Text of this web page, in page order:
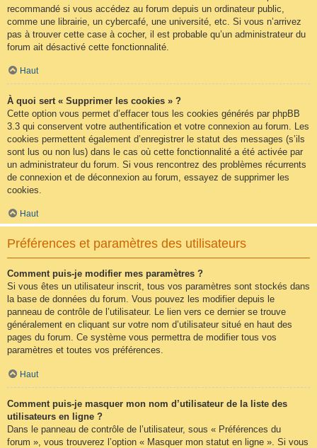
recommandé si vous accédez au forum depuis un ordinateur public,
comme une librairie, un cybercafé, une université, etc. Si vous n’arrivez
pas à trouver cette case à cocher, il est probable qu’un administrateur du
forum ait désactivé cette fonctionnalité.
Haut
À quoi sert « Supprimer les cookies » ?
Cette option vous permet d’effacer tous les cookies générés par phpBB
3.3 qui conservent votre authentification et votre connexion au forum. Les
cookies permettent également d’enregistrer le statut des messages (s’ils
sont lus ou non lus) dans le cas où cette fonctionnalité a été activée par
un administrateur du forum. Si vous rencontrez des problèmes récurrents
de connexion et de déconnexion au forum, essayez de supprimer les
cookies.
Haut
Préférences et paramètres des utilisateurs
Comment puis-je modifier mes paramètres ?
Si vous êtes un utilisateur inscrit, tous vos paramètres sont stockés dans
la base de données du forum. Vous pouvez les modifier depuis le
panneau de contrôle de l’utilisateur. Le lien vers ce dernier se trouve
généralement en cliquant sur votre nom d’utilisateur situé en haut des
pages du forum. Ce système vous permettra de modifier tous vos
paramètres et toutes vos préférences.
Haut
Comment puis-je masquer mon nom d’utilisateur de la liste des
utilisateurs en ligne ?
Dans le panneau de contrôle de l’utilisateur, sous « Préférences du
forum », vous trouverez l’option « Masquer mon statut en ligne ». Si vous